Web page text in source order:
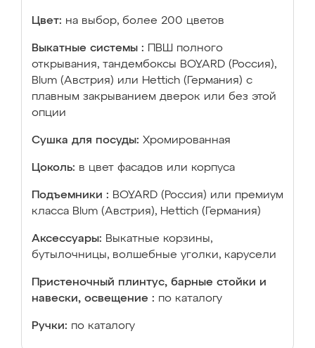
Цвет: на выбор, более 200 цветов
Выкатные системы :
ПВШ полного
открывания, тандембоксы BOYARD (Россия),
Blum (Австрия) или Hettich (Германия) с
плавным закрыванием дверок или без этой
опции
Сушка для посуды: Хромированная
Цоколь: в цвет фасадов или корпуса
Подъемники : BOYARD (Россия) или премиум
класса Blum (Австрия), Hettich (Германия)
Аксессуары: Выкатные корзины,
бутылочницы, волшебные уголки, карусели
Пристеночный плинтус, барные стойки и
навески, освещение : по каталогу
Ручки: по каталогу